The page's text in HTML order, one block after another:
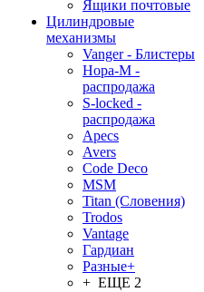
Ящики почтовые
Цилиндровые
механизмы
Vanger - Блистеры
Нора-М -
распродажа
S-locked -
распродажа
Apecs
Avers
Code Deco
MSM
Titan (Словения)
Trodos
Vantage
Гардиан
Разные+
+ ЕЩЕ 2